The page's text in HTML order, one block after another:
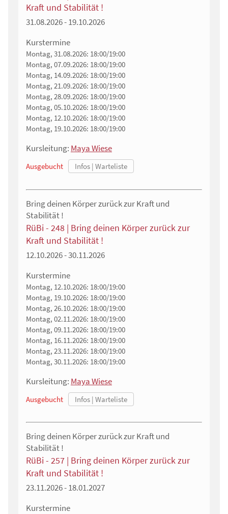
Kraft und Stabilität !
31.08.2026 - 19.10.2026
Kurstermine
Montag, 31.08.2026: 18:00/19:00
Montag, 07.09.2026: 18:00/19:00
Montag, 14.09.2026: 18:00/19:00
Montag, 21.09.2026: 18:00/19:00
Montag, 28.09.2026: 18:00/19:00
Montag, 05.10.2026: 18:00/19:00
Montag, 12.10.2026: 18:00/19:00
Montag, 19.10.2026: 18:00/19:00
Kursleitung: Maya Wiese
Ausgebucht
Bring deinen Körper zurück zur Kraft und
Stabilität !
RüBi - 248 | Bring deinen Körper zurück zur
Kraft und Stabilität !
12.10.2026 - 30.11.2026
Kurstermine
Montag, 12.10.2026: 18:00/19:00
Montag, 19.10.2026: 18:00/19:00
Montag, 26.10.2026: 18:00/19:00
Montag, 02.11.2026: 18:00/19:00
Montag, 09.11.2026: 18:00/19:00
Montag, 16.11.2026: 18:00/19:00
Montag, 23.11.2026: 18:00/19:00
Montag, 30.11.2026: 18:00/19:00
Kursleitung: Maya Wiese
Ausgebucht
Bring deinen Körper zurück zur Kraft und
Stabilität !
RüBi - 257 | Bring deinen Körper zurück zur
Kraft und Stabilität !
23.11.2026 - 18.01.2027
Kurstermine